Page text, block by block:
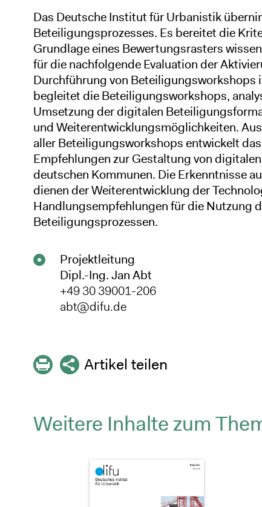
Das Deutsche Institut für Urbanistik
Beteiligungsprozesses. Es bereitet die
Grundlage eines Bewertungsrasters
für die nachfolgende Evaluation der
Durchführung von Beteiligungsworkshops
begleitet die Beteiligungsworkshops,
Umsetzung der digitalen
und Weiterentwicklungsmöglichkeiten.
aller Beteiligungsworkshops entwickelt
Empfehlungen zur Gestaltung von
deutschen Kommunen. Die Erkenntnisse
dienen der Weiterentwicklung der
Handlungsempfehlungen für die Nutzung
Beteiligungsprozessen.
Projektleitung
Dipl.-Ing. Jan Abt
+49 30 39001-206
abt@difu.de
Artikel teilen
Weitere Inhalte zum